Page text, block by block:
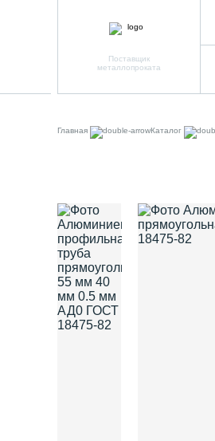
Поставщик
металлопроката
Главная Каталог